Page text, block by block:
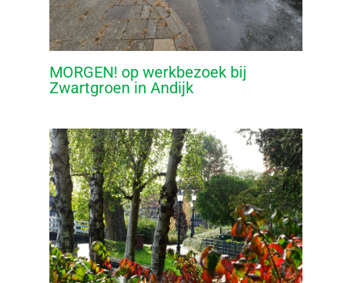
MORGEN! op werkbezoek bij
Zwartgroen in Andijk